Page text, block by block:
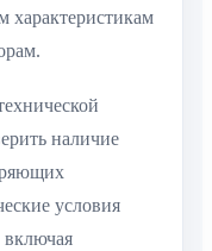
характеристикам
наличие
условия
включая